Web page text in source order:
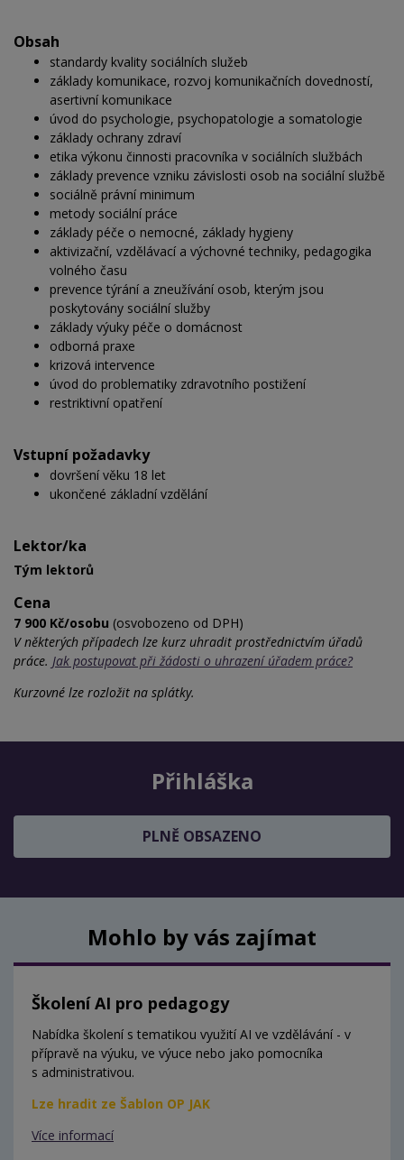
Obsah
standardy kvality sociálních služeb
základy komunikace, rozvoj komunikačních dovedností,
asertivní komunikace
úvod do psychologie, psychopatologie a somatologie
základy ochrany zdraví
etika výkonu činnosti pracovníka v sociálních službách
základy prevence vzniku závislosti osob na sociální službě
sociálně právní minimum
metody sociální práce
základy péče o nemocné, základy hygieny
aktivizační, vzdělávací a výchovné techniky, pedagogika
volného času
prevence týrání a zneužívání osob, kterým jsou
poskytovány sociální služby
základy výuky péče o domácnost
odborná praxe
krizová intervence
úvod do problematiky zdravotního postižení
restriktivní opatření
Vstupní požadavky
dovršení věku 18 let
ukončené základní vzdělání
Lektor/ka
Tým lektorů
Cena
7 900 Kč/osobu (osvobozeno od DPH)
V některých případech lze kurz uhradit prostřednictvím úřadů
práce. Jak postupovat při žádosti o uhrazení úřadem práce?
Kurzovné lze rozložit na splátky.
Přihláška
PLNĚ OBSAZENO
Mohlo by vás zajímat
Školení AI pro pedagogy
Nabídka školení s tematikou využití AI ve vzdělávání - v
přípravě na výuku, ve výuce nebo jako pomocníka
s administrativou.
Lze hradit ze Šablon OP JAK
Více informací